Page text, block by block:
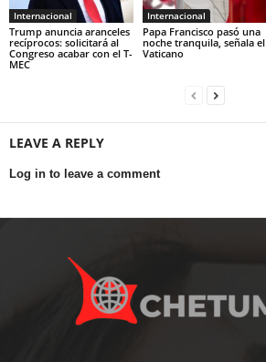
Internacional
Trump anuncia aranceles
recíprocos: solicitará al
Congreso acabar con el T-
MEC
Internacional
Papa Francisco pasó una
noche tranquila, señala el
Vaticano
LEAVE A REPLY
Log in to leave a comment